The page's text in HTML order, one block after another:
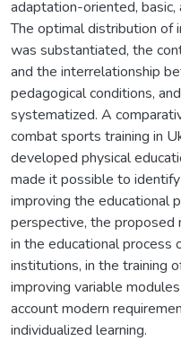
adaptation-oriented,
The optimal distribution of
was substantiated, the
and the interrelationship
pedagogical conditions,
systematized. A
combat sports training in
developed physical
made it possible to
improving the educational
perspective, the proposed
in the educational process
institutions, in the training
improving variable
account modern
individualized learning.